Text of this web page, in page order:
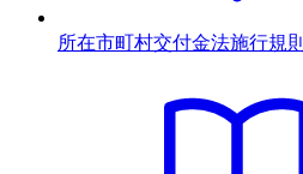
所在市町村交付金法施行規則